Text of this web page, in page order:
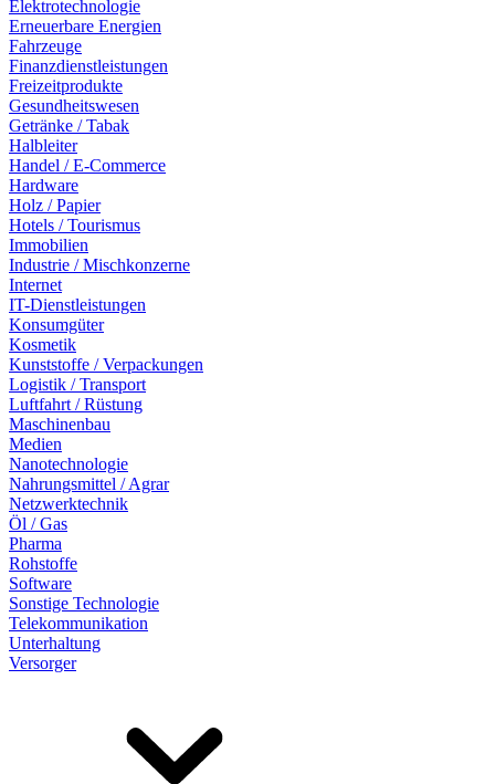
Elektrotechnologie
Erneuerbare Energien
Fahrzeuge
Finanzdienstleistungen
Freizeitprodukte
Gesundheitswesen
Getränke / Tabak
Halbleiter
Handel / E-Commerce
Hardware
Holz / Papier
Hotels / Tourismus
Immobilien
Industrie / Mischkonzerne
Internet
IT-Dienstleistungen
Konsumgüter
Kosmetik
Kunststoffe / Verpackungen
Logistik / Transport
Luftfahrt / Rüstung
Maschinenbau
Medien
Nanotechnologie
Nahrungsmittel / Agrar
Netzwerktechnik
Öl / Gas
Pharma
Rohstoffe
Software
Sonstige Technologie
Telekommunikation
Unterhaltung
Versorger